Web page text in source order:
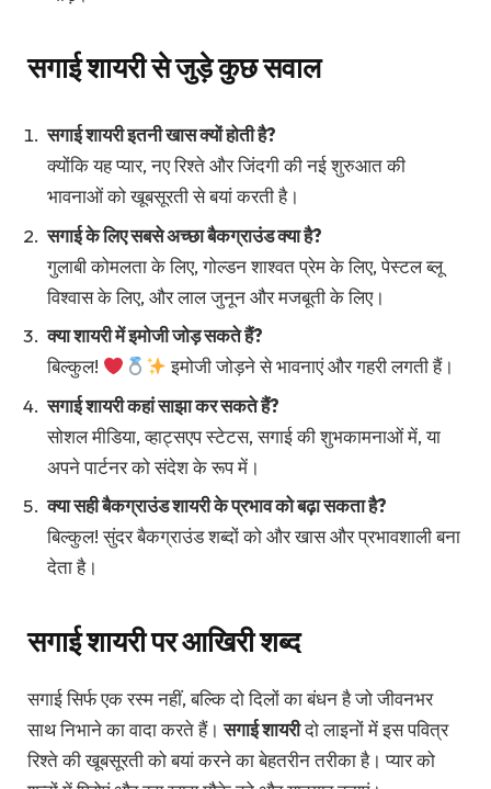
सगाई शायरी से जुड़े कुछ सवाल
सगाई शायरी इतनी खास क्यों होती है?
क्योंकि यह प्यार, नए रिश्ते और जिंदगी की नई शुरुआत की
भावनाओं को खूबसूरती से बयां करती है।
सगाई के लिए सबसे अच्छा बैकग्राउंड क्या है?
गुलाबी कोमलता के लिए, गोल्डन शाश्वत प्रेम के लिए, पेस्टल ब्लू
विश्वास के लिए, और लाल जुनून और मजबूती के लिए।
क्या शायरी में इमोजी जोड़ सकते हैं?
बिल्कुल!
इमोजी जोड़ने से भावनाएं और गहरी लगती हैं।
सगाई शायरी कहां साझा कर सकते हैं?
सोशल मीडिया, व्हाट्सएप स्टेटस, सगाई की शुभकामनाओं में, या
अपने पार्टनर को संदेश के रूप में।
क्या सही बैकग्राउंड शायरी के प्रभाव को बढ़ा सकता है?
बिल्कुल! सुंदर बैकग्राउंड शब्दों को और खास और प्रभावशाली बना
देता है।
सगाई शायरी पर आखिरी शब्द
सगाई सिर्फ एक रस्म नहीं, बल्कि दो दिलों का बंधन है जो जीवनभर
साथ निभाने का वादा करते हैं।सगाई शायरीदो लाइनों में इस पवित्र
रिश्ते की खूबसूरती को बयां करने का बेहतरीन तरीका है। प्यार को